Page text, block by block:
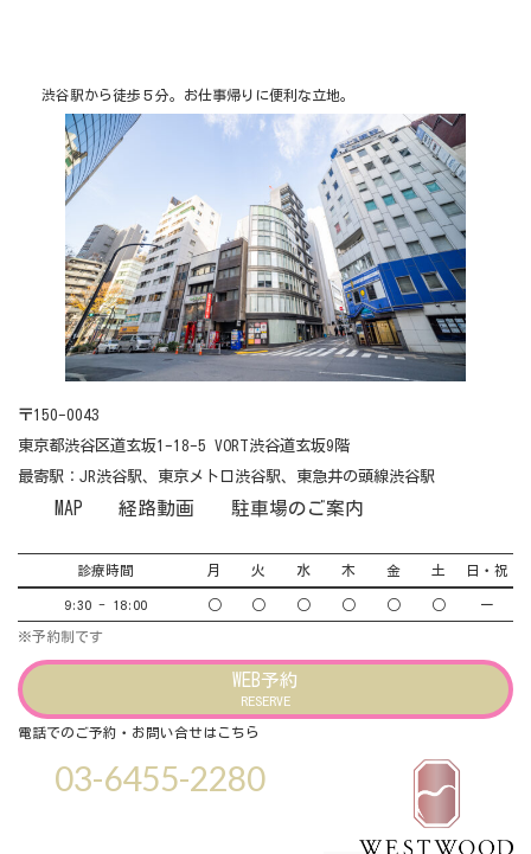
渋谷駅から徒歩５分。お仕事帰りに便利な立地。
〒150-0043
東京都渋谷区道玄坂1-18-5 VORT渋谷道玄坂9階
最寄駅：JR渋谷駅、東京メトロ渋谷駅、東急井の頭線渋谷駅
MAP 経路動画 駐車場のご案内
診療時間 月 火 水 木 金 土 日・祝
9:30 - 18:00 ○ ○ ○ ○ ○ ○ ー
※予約制です
WEB予約
RESERVE
電話でのご予約・お問い合せはこちら
03-6455-2280